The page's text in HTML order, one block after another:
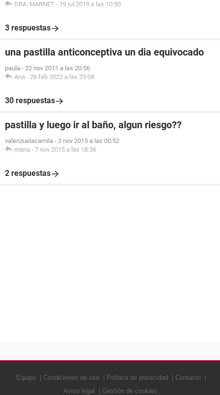
DRA. MARNET - 19 jul 2019 a las 10:50
3 respuestas
una pastilla anticonceptiva un dia equivocado
paula - 22 nov 2011 a las 20:56
Ana - 26 feb 2022 a las 23:08
30 respuestas
pastilla y luego ir al baño, algun riesgo??
valenzuelacamila - 3 nov 2015 a las 00:52
maria - 7 nov 2015 a las 18:36
2 respuestas
Equipo Condiciones de uso Política de privacidad
Contacto
Aviso legal
Gestión de cookies